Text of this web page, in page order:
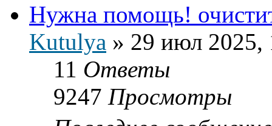
Нужна помощь!
Kutulya » 29 июл 2025,
11 Ответы
9247 Просмотры